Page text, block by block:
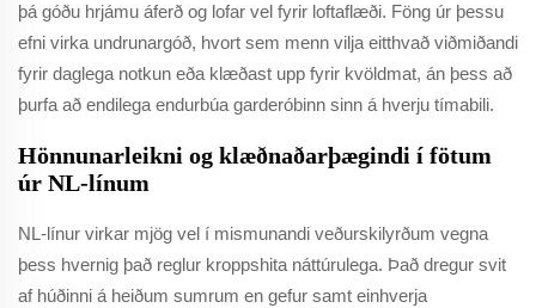
þá góðu hrjámu áferð og lofar vel fyrir loftaflæði. Föng úr þessu
efni virka undrunargóð, hvort sem menn vilja eitthvað viðmiðandi
fyrir daglega notkun eða klæðast upp fyrir kvöldmat, án þess að
þurfa að endilega endurbúa garderóbinn sinn á hverju tímabili.
Hönnunarleikni og klæðnaðarþægindi í fötum
úr NL-línum
NL-línur virkar mjög vel í mismunandi veðurskilyrðum vegna
þess hvernig það reglur kroppshita náttúrulega. Það dregur svit
af húðinni á heiðum sumrum en gefur samt einhverja